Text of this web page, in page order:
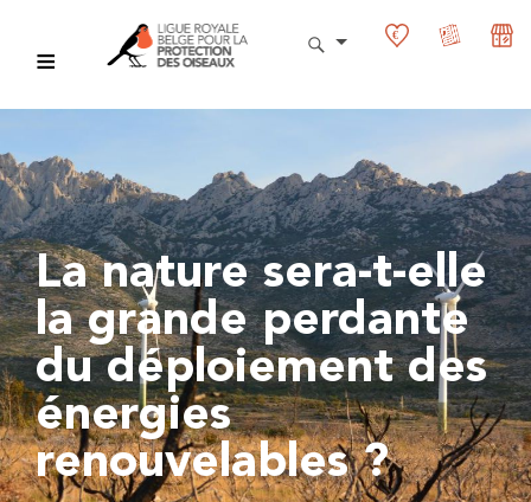
La nature sera-t-elle
la grande perdante
du déploiement des
énergies
renouvelables ?